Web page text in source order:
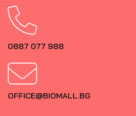
0887 077 988
OFFICE@BIOMALL.BG